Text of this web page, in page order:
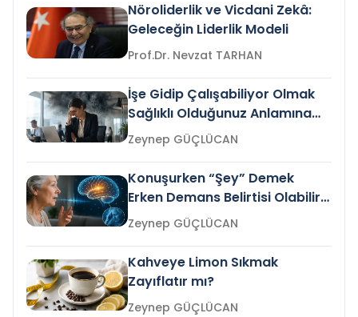
Nöroliderlik ve Vicdani Zekâ:
Geleceğin Liderlik Modeli
Prof.Dr. Nevzat TARHAN
İşe Gidip Çalışabiliyor Olmak
Sağlıklı Olduğunuz Anlamına
Gelir mi?Zeynep GÜÇLÜCAN
Konuşurken “Şey” Demek
Erken Demans Belirtisi Olabilir
mi?
Zeynep GÜÇLÜCAN
Kahveye Limon Sıkmak
Zayıflatır mı?
Zeynep GÜÇLÜCAN